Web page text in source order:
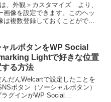
、外観＞カスタマイズ より、
画像を設定できます。このヘッ
は複数登録しておくことがで
やカルーセル形式のほうが良い
と思いまし...
ャルボタンをWP Social
Lightで好きな位置
る方法
だんWelcartで設定したことを
ボタン（ソーシャルボタン）
グインがWP Social